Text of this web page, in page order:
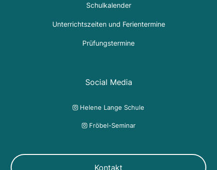
Schulkalender
Unterrichtszeiten und Ferientermine
Prüfungstermine
Social Media
 Helene Lange Schule
Fröbel-Seminar
Kontakt